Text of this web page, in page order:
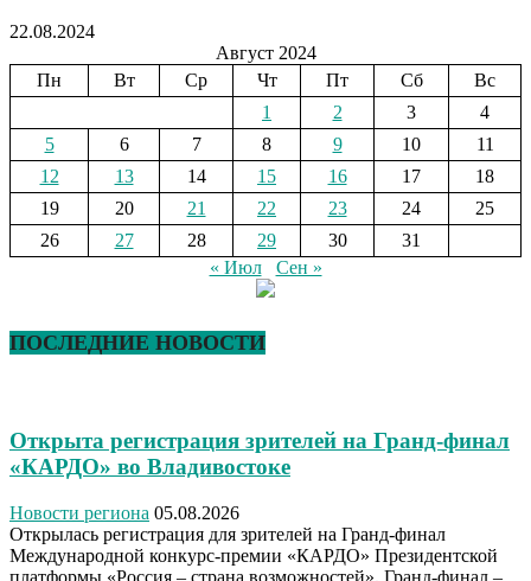
22.08.2024
Август 2024
Пн
Вт Ср Чт Пт Сб
Вс
1
2 3
4
5
6 7 8 9 10
11
12
13 14 15 16 17
18
19
20 21 22 23 24
25
26
27 28 29 30
31
« Июл
Сен »
ПОСЛЕДНИЕ НОВОСТИ
Открыта регистрация зрителей на Гранд-финал
«КАРДО» во Владивостоке
Новости региона 05.08.2026
Открылась регистрация для зрителей на Гранд-финал
Международной конкурс-премии «КАРДО» Президентской
платформы «Россия – страна возможностей». Гранд-финал –